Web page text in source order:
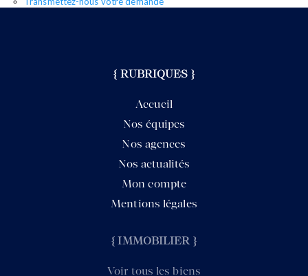
ACTUALITÉS
{ RUBRIQUES }
Accueil
Nos équipes
Nos agences
Nos actualités
Mon compte
Mentions légales
{ IMMOBILIER }
Voir tous les biens